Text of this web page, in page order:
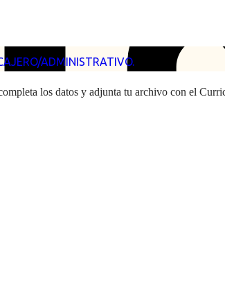
ADMINISTRATIVO.
los datos y adjunta tu archivo con el